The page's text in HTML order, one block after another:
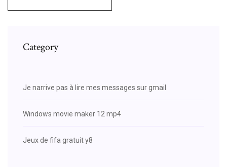
Category
Je narrive pas à lire mes messages sur gmail
Windows movie maker 12 mp4
Jeux de fifa gratuit y8